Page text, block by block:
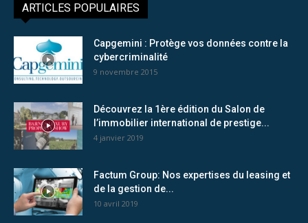
ARTICLES POPULAIRES
Capgemini : Protège vos données contre la
cybercriminalité
9 novembre 2015
Découvrez la 1ère édition du Salon de
l’immobilier international de prestige...
4 janvier 2019
Factum Group: Nos expertises du leasing et
de la gestion de...
10 avril 2019